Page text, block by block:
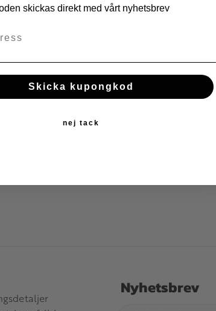
Lägg till i
och 15,24 cm i
Nyhetsbrev
skickas direkt med vårt nyhetsbrev
Skicka kupongkod
nej tack